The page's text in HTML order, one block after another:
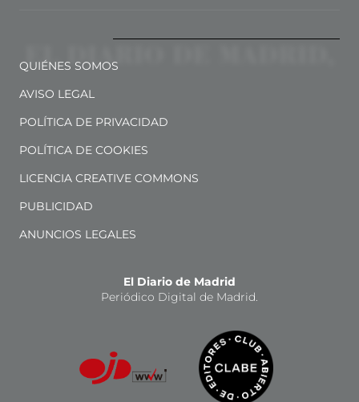
QUIÉNES SOMOS
AVISO LEGAL
POLÍTICA DE PRIVACIDAD
POLÍTICA DE COOKIES
LICENCIA CREATIVE COMMONS
PUBLICIDAD
ANUNCIOS LEGALES
El Diario de Madrid
Periódico Digital de Madrid.